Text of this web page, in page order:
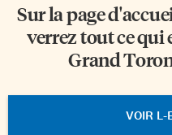
Sur la page
verrez tout ce
Grand
VOIR L-